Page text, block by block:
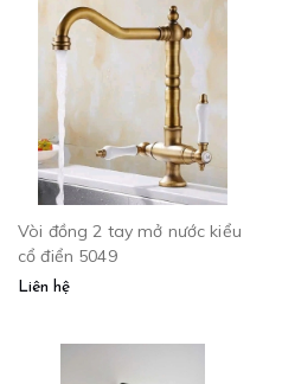
Vòi đồng 2 tay mở nước kiểu
cổ điển 5049
Liên hệ